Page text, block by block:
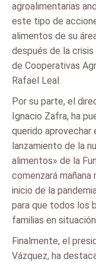
agroalimentarias
este tipo de
alimentos de su
después de la crisis
de Cooperativas
Rafael Leal.
Por su parte, el
Ignacio Zafra, ha
querido aprovechar
lanzamiento de la
alimentos» de la
comenzará mañana
inicio de la
para que todos los
familias en
Finalmente, el
Vázquez, ha